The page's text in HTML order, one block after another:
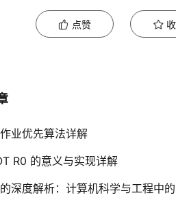
点赞
业优先算法详解
R0 的意义与实现详解
深度解析：计算机科学与工程中